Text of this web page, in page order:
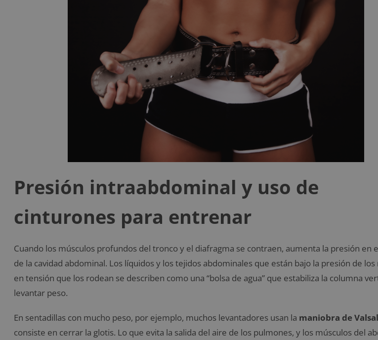
Presión intraabdominal y uso de
cinturones para entrenar
Cuando los músculos profundos del tronco y el diafragma se contraen, aumenta la presión en
de la cavidad abdominal. Los líquidos y los tejidos abdominales que están bajo la presión de
en tensión que los rodean se describen como una “bolsa de agua” que estabiliza la columna
levantar peso.
En sentadillas con mucho peso, por ejemplo, muchos levantadores usan la maniobra de
consiste en cerrar la glotis. Lo que evita la salida del aire de los pulmones, y los músculos del